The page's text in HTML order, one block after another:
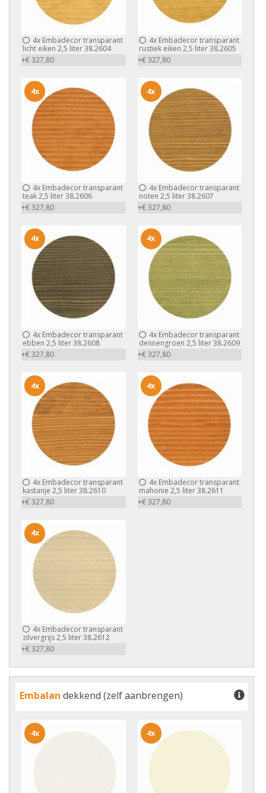
4x Embadecor transparant
licht eiken 2,5 liter 38.2604
+€ 327,80
4xEmbadecor transparant
rustiek eiken 2,5 liter 38.2605
+€ 327,80
4x Embadecor transparant
teak 2,5 liter 38.2606
+€ 327,80
4x
4xEmbadecor transparant
noten 2,5 liter 38.2607
+€ 327,80
4x
4x Embadecor transparant
ebben 2,5 liter 38.2608
+€ 327,80
4x
4xEmbadecor transparant
dennengroen 2,5 liter 38.2609
+€ 327,80
4x
4x Embadecor transparant
kastanje 2,5 liter 38.2610
+€ 327,80
4x
4xEmbadecor transparant
mahonie 2,5 liter 38.2611
+€ 327,80
4x
4x Embadecor transparant
zilvergrijs 2,5 liter 38.2612
+€ 327,80
4x
Embalan dekkend (zelf aanbrengen)
4x 4x